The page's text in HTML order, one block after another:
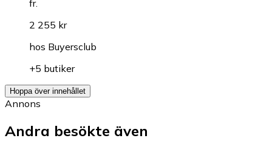
fr.
2 255 kr
hos Buyersclub
+5 butiker
Hoppa över innehållet
Annons
Andra besökte även